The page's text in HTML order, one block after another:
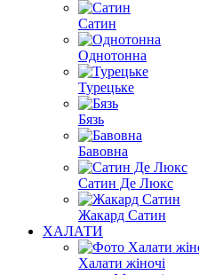
Сатин
Однотонна
Турецьке
Бязь
Бавовна
Сатин Де Люкс
Жакард Сатин
ХАЛАТИ
Халати жіночі